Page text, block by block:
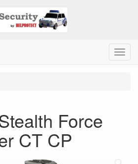
M
e
Force
CT CP